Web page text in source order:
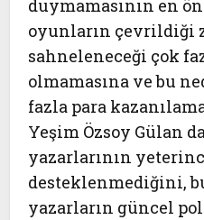
duymamasının en
oyunların çevrildiği
sahneleneceği çok
olmamasına ve bu
fazla para
Yeşim Özsoy Gülan
yazarlarının
desteklenmediğini,
yazarların güncel